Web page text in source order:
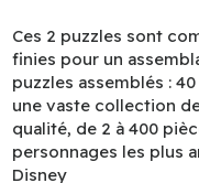
Ces 2 puzzles sont
finies pour un
puzzles assemblés :
une vaste collection
qualité, de 2 à 400
personnages les plus
Disney